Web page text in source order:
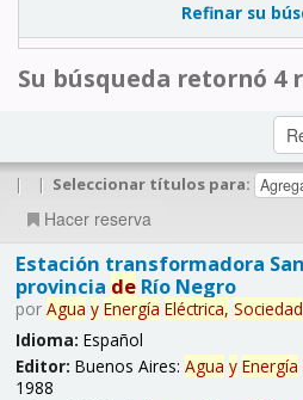
Refinar su
Su búsqueda retornó 4
| | Seleccionar títulos para:
Hacer reserva
Estación transformadora
provincia deRío Negro
por Agua y Energía Eléctrica, Sociedad
Idioma: Español
Editor: Buenos Aires: Agua y Energía
1988